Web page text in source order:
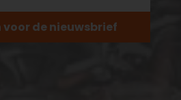
voor de nieuwsbrief